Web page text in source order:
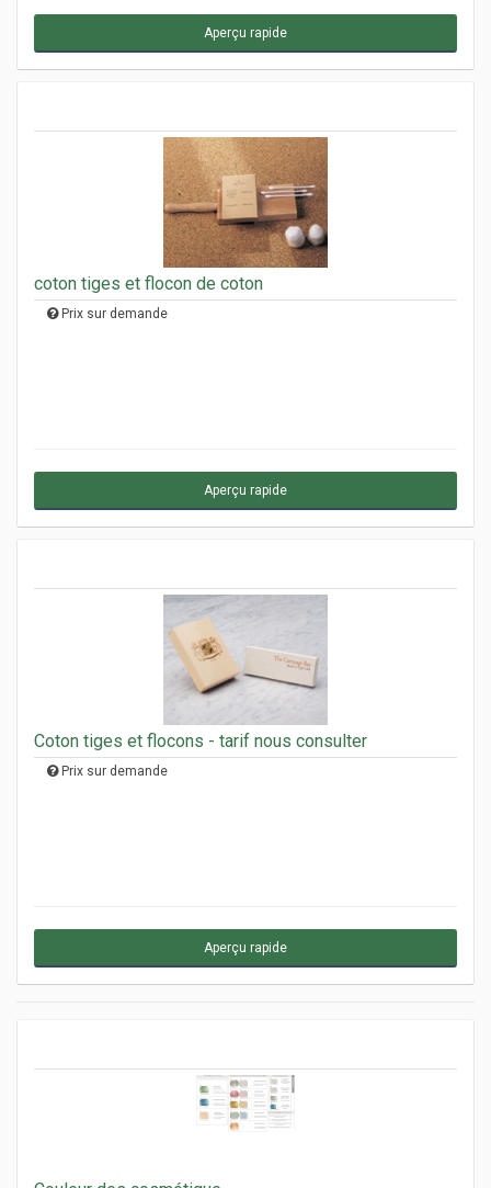
Aperçu rapide
coton tiges et flocon de coton
Prix sur demande
Aperçu rapide
Coton tiges et flocons - tarif nous consulter
Prix sur demande
Aperçu rapide